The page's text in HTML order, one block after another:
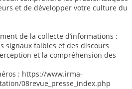
et de développer votre culture du
de la collecte d’informations :
signaux faibles et des discours
et la compréhension des
: https://www.irma-
08revue_presse_index.php